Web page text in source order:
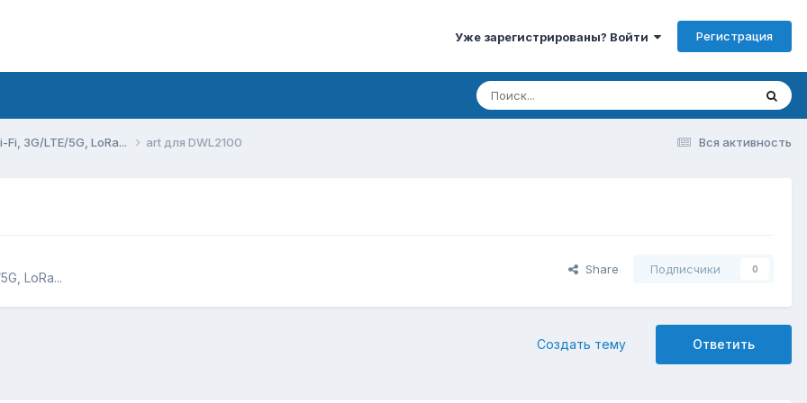
Уже зарегистрированы? Войти Регистрация
Вся активность
3G/LTE/5G, LoRa... art для DWL2100
LoRa...
Share Подписчики 0
Ответить
Создать тему